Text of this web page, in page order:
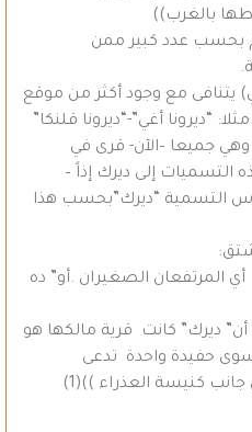
بالغرب))
بحسب عدد كبير ممن
يتنافى مع وجود أكثر من موقع
“ديرونا أغي”-“ديرونا قلنكا”
وهي جميعا –الآن- قرى في
التسميات إلى ديرك إذاً –
التسمية “ديرك”بحسب هذا
– إما من “ده هرك” Dihirik أي المرتفعان الصغيران .أو” ده
ديرك” كانت قرية مالكها هو
حفيدة واحدة تدعى
كنيسة العذراء ))(1)